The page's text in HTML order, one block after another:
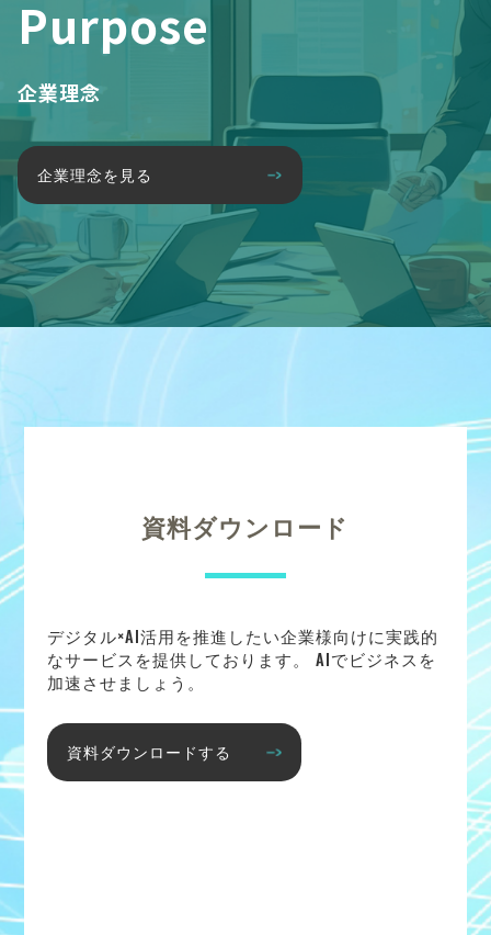
Purpose
企業理念
企業理念を見る
資料ダウンロード
デジタル×AI活用を推進したい企業様向けに実践的
なサービスを提供しております。 AIでビジネスを
加速させましょう。
資料ダウンロードする